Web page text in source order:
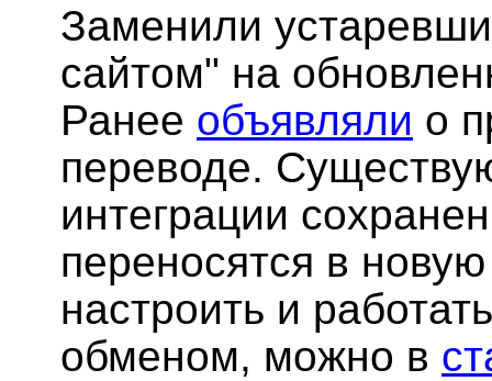
Заменили
сайтом" на
Ранее объявляли о
переводе.
интеграции
переносятся в
настроить и
обменом, можно в